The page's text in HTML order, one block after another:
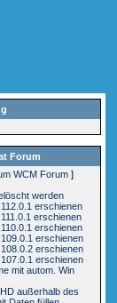
Forum
WCM Forum]
werden
erschienen
erschienen
erschienen
erschienen
erschienen
erschienen
mit autom. Win
außerhalb des